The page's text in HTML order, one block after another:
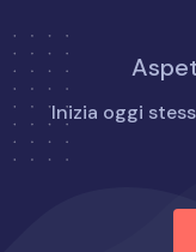
Inizia oggi